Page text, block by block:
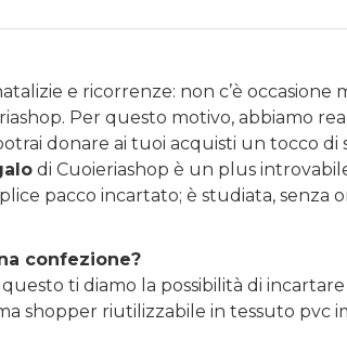
e ricorrenze: non c’è occasione
. Per questo motivo, abbiamo
donare ai tuoi acquisti un tocco di
di Cuoieriashop è un plus
pacco incartato; è studiata, senza
confezione?
ti diamo la possibilità di
shopper riutilizzabile in tessuto pvc